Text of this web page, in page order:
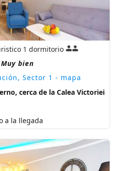
1 dormitorio
Muy bien
Sector 1 - mapa
cerca de la Calea Victoriei
a la llegada